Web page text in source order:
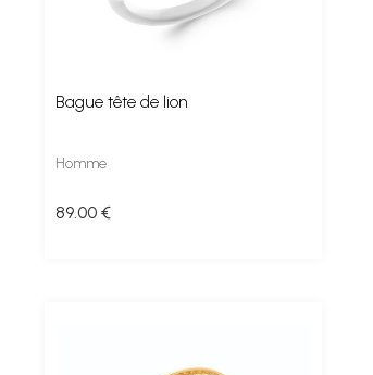
Bague tête de lion
Homme
89.00 €